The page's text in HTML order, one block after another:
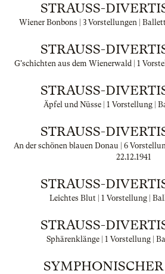
STRAUSS-
Wiener Bonbons | 3 Vorstellungen | Ballett
STRAUSS-
G'schichten aus dem Wienerwald | 1
STRAUSS-
Äpfel und Nüsse | 1 Vorstellung |
STRAUSS-
An der schönen blauen Donau | 6
22.12.1941
STRAUSS-
Leichtes Blut | 1 Vorstellung |
STRAUSS-
Sphärenklänge | 1 Vorstellung |